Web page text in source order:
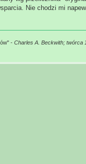
Nie chodzi mi
- Charles A. Beckwith; twórca